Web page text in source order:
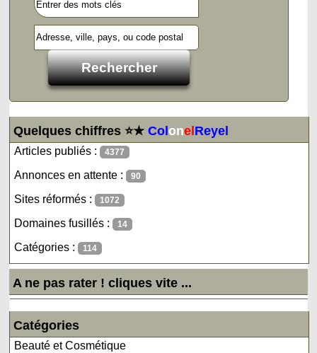
Quelques chiffres ⭐★ColonelReyel
Articles publiés : 4377
Annonces en attente : 90
Sites réformés : 1072
Domaines fusillés : 14
Catégories : 114
A ne pas rater ! cliques vite ...
Catégories
Beauté et Cosmétique